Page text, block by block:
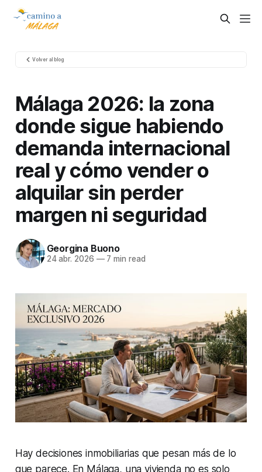
Volver al blog
Málaga 2026: la zona
donde sigue habiendo
demanda internacional
real y cómo vender o
alquilar sin perder
margen ni seguridad
Georgina Buono
24 abr. 2026 —7 min read
Hay decisiones inmobiliarias que pesan más de lo
que parece. En Málaga, una vivienda no es solo